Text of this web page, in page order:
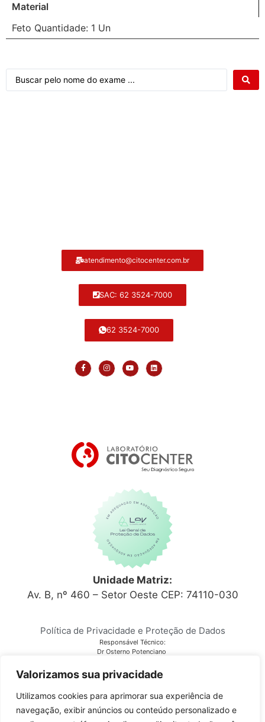
Valorizamos sua privacidade
Utilizamos cookies para aprimorar sua experiência de
navegação, exibir anúncios ou conteúdo personalizado e
Material
Feto Quantidade: 1 Un
atendimento@citocenter.com.br
SAC: 62 3524-7000
62 3524-7000
Unidade Matriz:
Av. B, nº 460 – Setor Oeste CEP: 74110-030
Política de Privacidade e Proteção de Dados
Responsável Técnico:
Dr Osterno Potenciano
Laboratório Citocenter
CNPJ 03.810.678/0001-28